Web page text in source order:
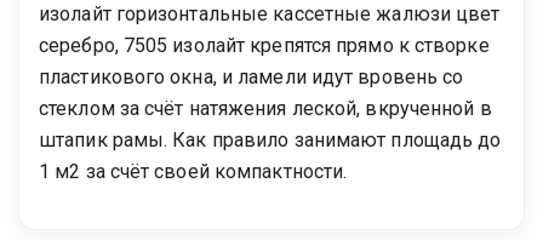
изолайт горизонтальные кассетные жалюзи цвет
серебро, 7505 изолайт крепятся прямо к створке
пластикового окна, и ламели идут вровень со
стеклом за счёт натяжения леской, вкрученной в
штапик рамы. Как правило занимают площадь до
1 м2 за счёт своей компактности.